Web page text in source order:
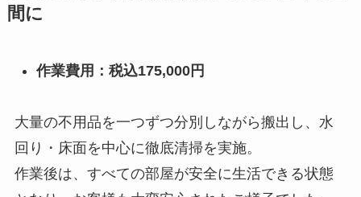
間に
作業費用：税込175,000円
大量の不用品を一つずつ分別しながら搬出し、水
回り・床面を中心に徹底清掃を実施。
作業後は、すべての部屋が安全に生活できる状態